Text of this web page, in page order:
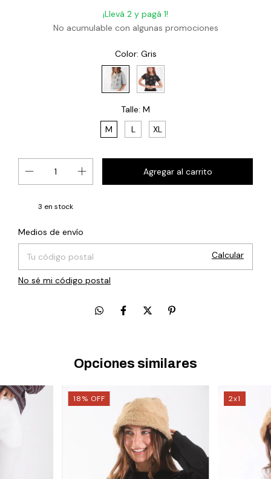
¡Llevá 2 y pagá 1!
No acumulable con algunas promociones
Color: Gris
Talle: M
M
L XL
3 en stock
Entregas para el CP:
Medios de envío
Calcular
No sé mi código postal
Opciones similares
18% OFF 2x1